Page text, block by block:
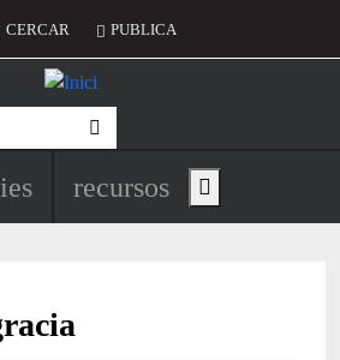
del compte d'usuari
CERCAR PUBLICA
principal de
recursos Show main menu